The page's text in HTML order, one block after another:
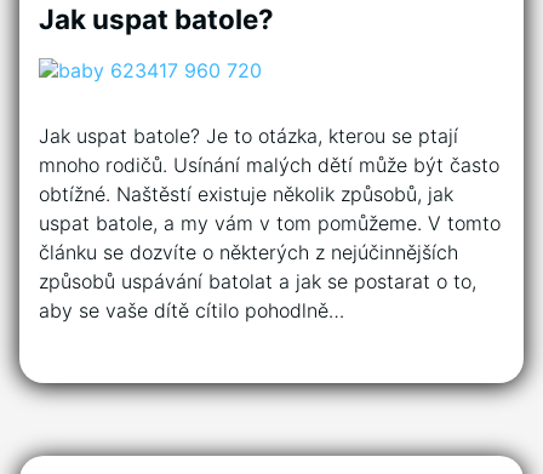
Jak uspat batole?
Jak uspat batole? Je to otázka, kterou se ptají
mnoho rodičů. Usínání malých dětí může být často
obtížné. Naštěstí existuje několik způsobů, jak
uspat batole, a my vám v tom pomůžeme. V tomto
článku se dozvíte o některých z nejúčinnějších
způsobů uspávání batolat a jak se postarat o to,
aby se vaše dítě cítilo pohodlně…